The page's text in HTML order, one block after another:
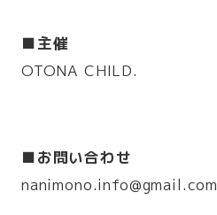
■主催
OTONA CHILD.
■お問い合わせ
nanimono.info@gmail.com